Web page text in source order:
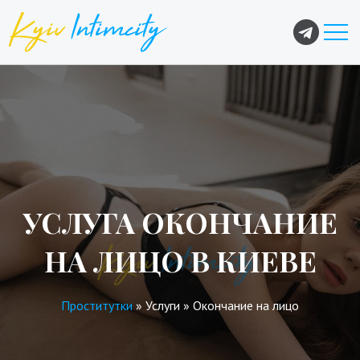
УСЛУГА ОКОНЧАНИЕ
НА ЛИЦО В КИЕВЕ
Проститутки» Услуги » Окончание на лицо